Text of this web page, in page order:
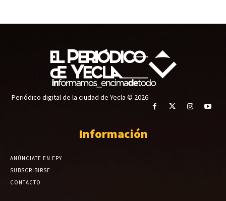
Periódico digital de la ciudad de Yecla © 2026
Información
ANÚNCIATE EN EPY
SUBSCRIBIRSE
CONTACTO